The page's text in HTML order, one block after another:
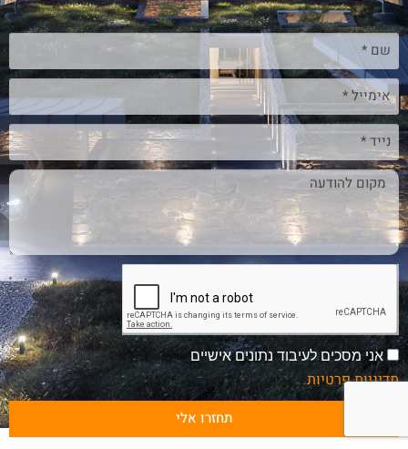
אני מסכים לעיבוד נתונים אישיים
מדיניות פרטיות
תחזרו אלי